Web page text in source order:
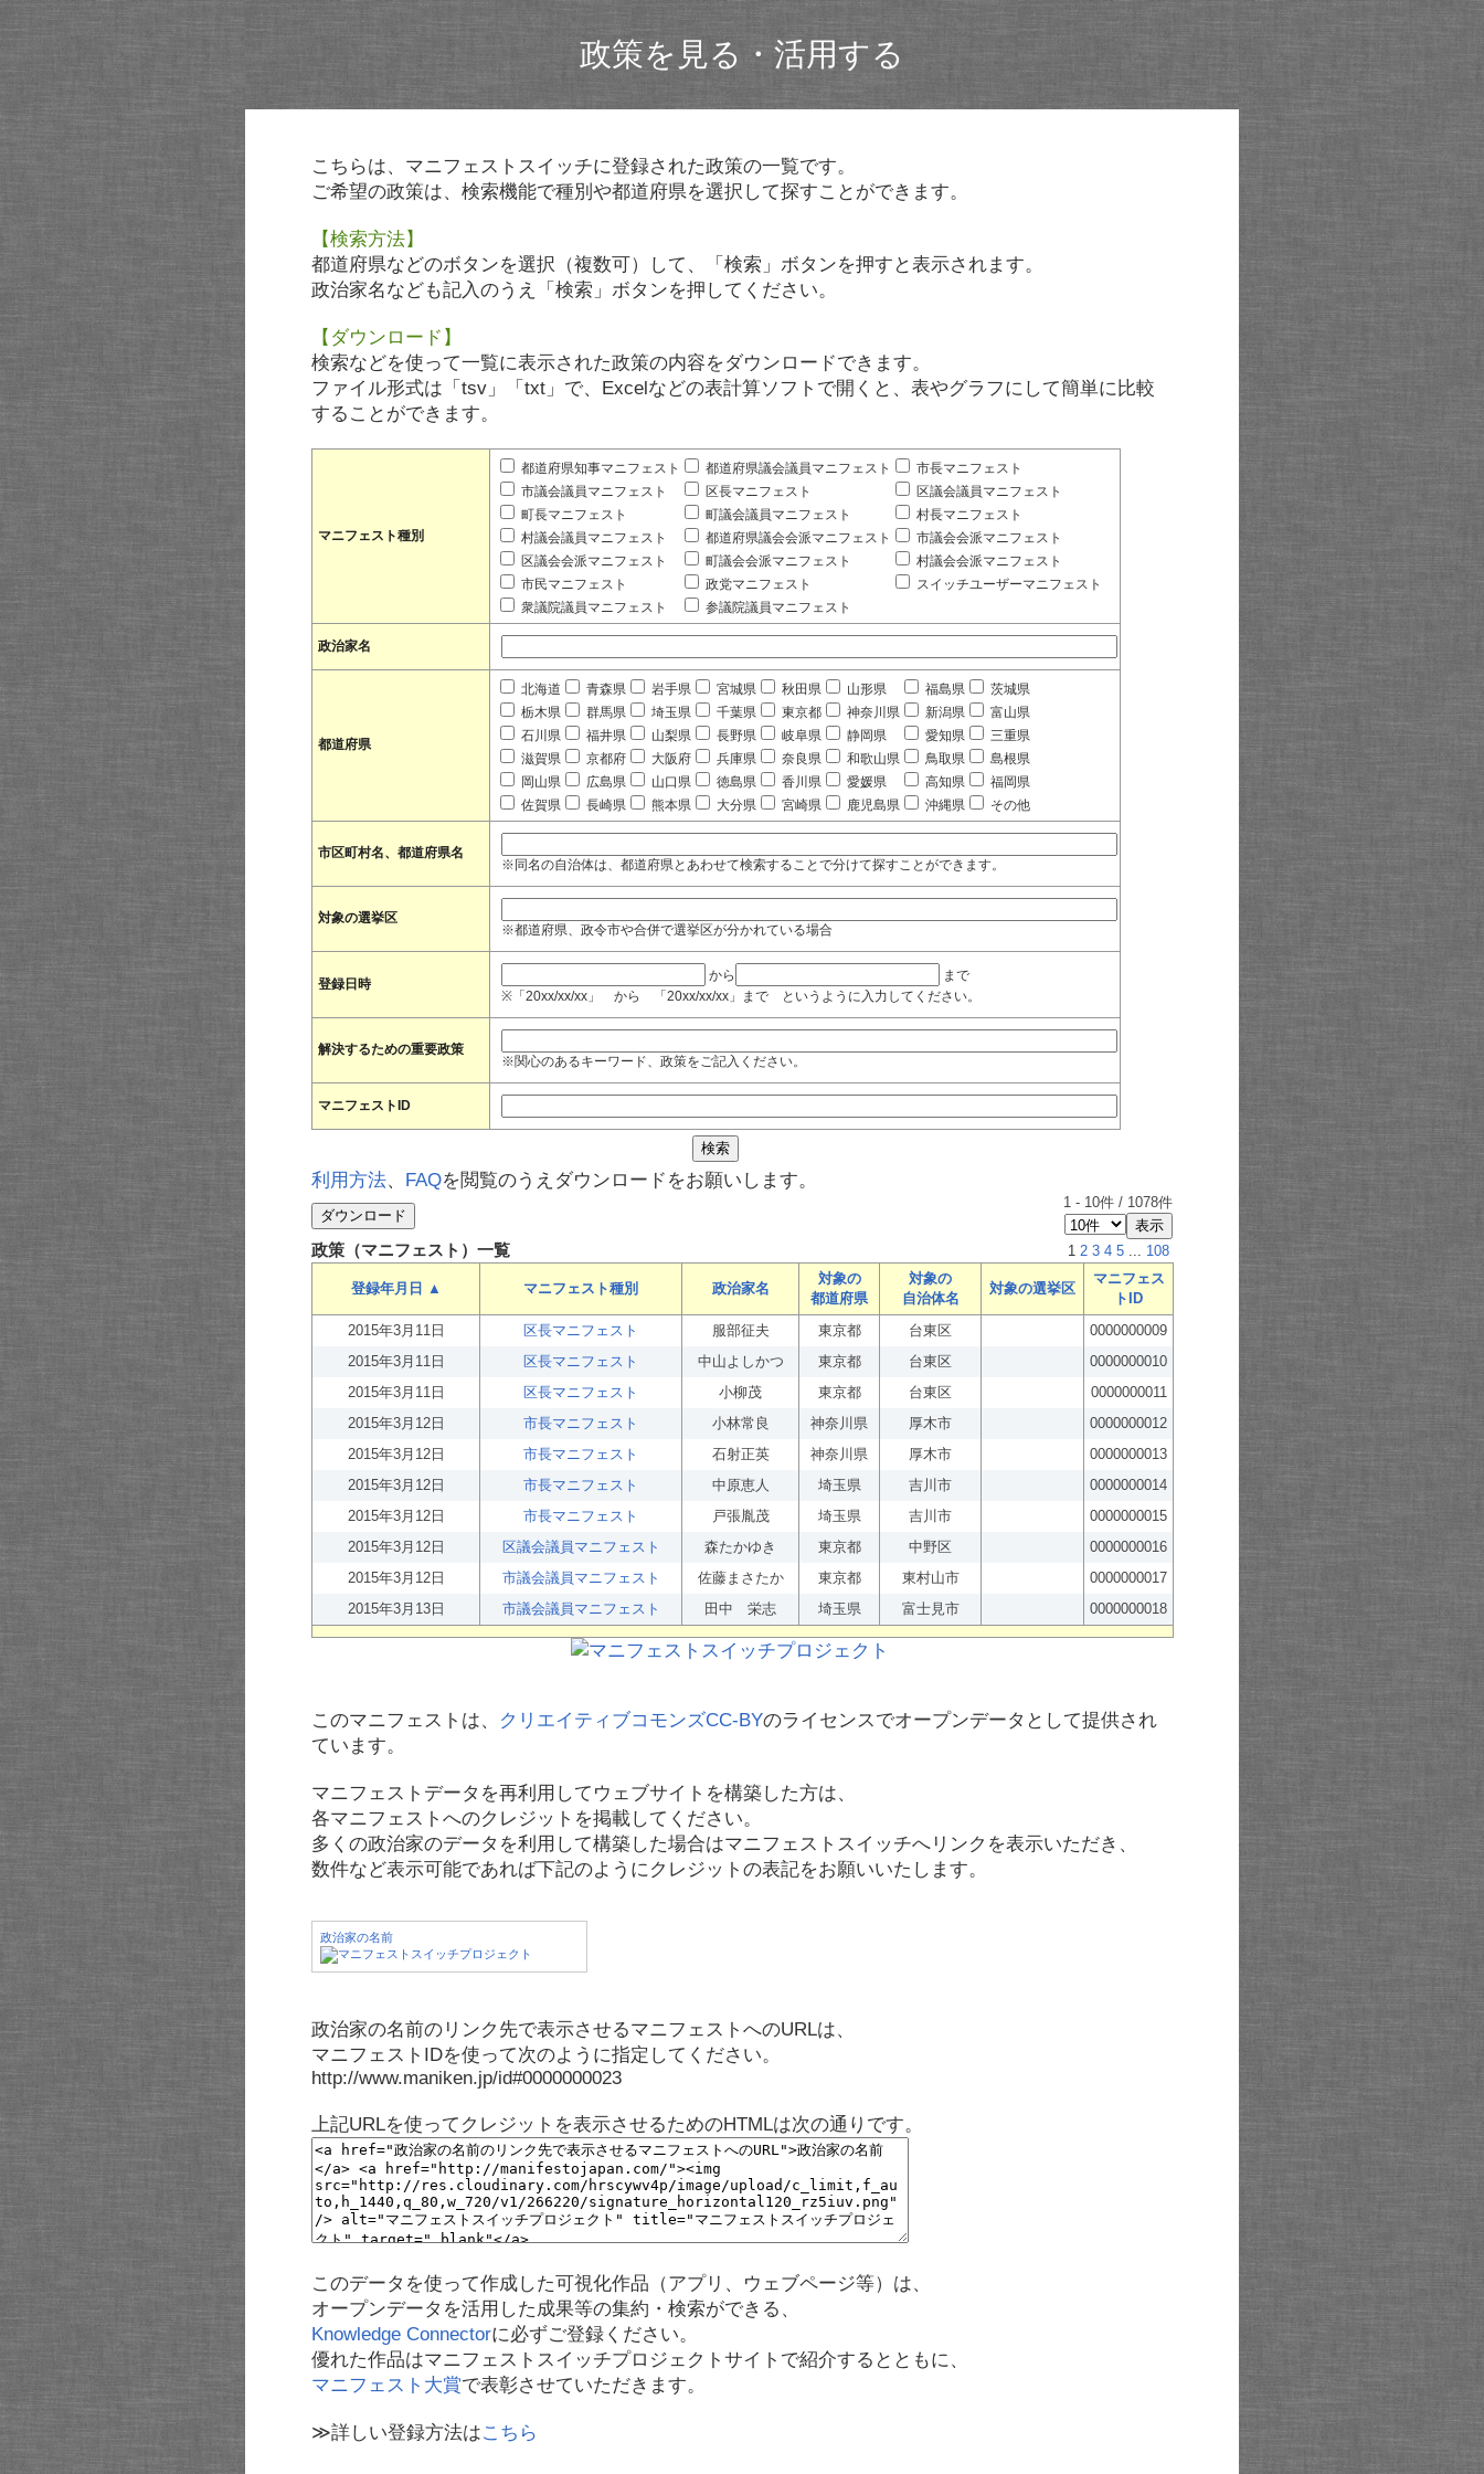
政策を見る・活用する
こちらは、マニフェストスイッチに登録された政策の一覧です。
ご希望の政策は、検索機能で種別や都道府県を選択して探すことができます。
【検索方法】
都道府県などのボタンを選択（複数可）して、「検索」ボタンを押すと表示されます。
政治家名なども記入のうえ「検索」ボタンを押してください。
【ダウンロード】
検索などを使って一覧に表示された政策の内容をダウンロードできます。
ファイル形式は「tsv」「txt」で、Excelなどの表計算ソフトで開くと、表やグラフにして簡単に比較
することができます。
マニフェスト種別
都道府県知事マニフェスト 都道府県議会議員マニフェスト
市長マニフェスト
市議会議員マニフェスト
区長マニフェスト
区議会議員マニフェスト
町長マニフェスト
町議会議員マニフェスト
村長マニフェスト
村議会議員マニフェスト
都道府県議会会派マニフェスト
市議会会派マニフェスト
区議会会派マニフェスト
町議会会派マニフェスト
村議会会派マニフェスト
市民マニフェスト
政党マニフェスト
スイッチユーザーマニフェスト
衆議院議員マニフェスト
参議院議員マニフェスト
政治家名
都道府県
北海道 青森県 岩手県 宮城県 秋田県 山形県 福島県
茨城県
栃木県
群馬県 埼玉県 千葉県 東京都 神奈川県 新潟県
富山県
石川県
福井県 山梨県 長野県 岐阜県 静岡県 愛知県
三重県
滋賀県
京都府 大阪府 兵庫県 奈良県 和歌山県 鳥取県
島根県
岡山県
広島県 山口県 徳島県 香川県 愛媛県 高知県
福岡県
佐賀県
長崎県 熊本県 大分県 宮崎県 鹿児島県 沖縄県 その他
市区町村名、都道府県名
※同名の自治体は、都道府県とあわせて検索することで分けて探すことができます。
対象の選挙区
※都道府県、政令市や合併で選挙区が分かれている場合
登録日時
から
まで
※「20xx/xx/xx」 から 「20xx/xx/xx」まで というように入力してください。
解決するための重要政策
※関心のあるキーワード、政策をご記入ください。
マニフェストID
利用方法、 FAQを閲覧のうえダウンロードをお願いします。
1 - 10件 / 1078件
政策（マニフェスト）一覧 1 2 3 4 5 ... 108
登録年月日 ▲ マニフェスト種別 政治家名
対象の
都道府県
対象の
自治体名
対象の選挙区
マニフェス
トID
2015年3月11日
区長マニフェスト 服部征夫 東京都 台東区
0000000009
2015年3月11日
区長マニフェスト 中山よしかつ 東京都 台東区
0000000010
2015年3月11日
区長マニフェスト 小柳茂 東京都 台東区
0000000011
2015年3月12日
市長マニフェスト 小林常良 神奈川県 厚木市
0000000012
2015年3月12日
市長マニフェスト 石射正英 神奈川県 厚木市
0000000013
2015年3月12日
市長マニフェスト 中原恵人 埼玉県 吉川市
0000000014
2015年3月12日
市長マニフェスト 戸張胤茂 埼玉県 吉川市
0000000015
2015年3月12日
区議会議員マニフェスト 森たかゆき 東京都 中野区
0000000016
2015年3月12日
市議会議員マニフェスト 佐藤まさたか 東京都 東村山市
0000000017
2015年3月13日
市議会議員マニフェスト 田中 栄志 埼玉県 富士見市 0000000018
このマニフェストは、 クリエイティブコモンズCC-BYのライセンスでオープンデータとして提供され
ています。
マニフェストデータを再利用してウェブサイトを構築した方は、
各マニフェストへのクレジットを掲載してください。
多くの政治家のデータを利用して構築した場合はマニフェストスイッチへリンクを表示いただき、
数件など表示可能であれば下記のようにクレジットの表記をお願いいたします。
政治家の名前
政治家の名前のリンク先で表示させるマニフェストへのURLは、
マニフェストIDを使って次のように指定してください。
http://www.maniken.jp/id#0000000023
上記URLを使ってクレジットを表示させるためのHTMLは次の通りです。
このデータを使って作成した可視化作品（アプリ、ウェブページ等）は、
オープンデータを活用した成果等の集約・検索ができる、
Knowledge Connectorに必ずご登録ください。
優れた作品はマニフェストスイッチプロジェクトサイトで紹介するとともに、
マニフェスト大賞で表彰させていただきます。
≫詳しい登録方法はこちら